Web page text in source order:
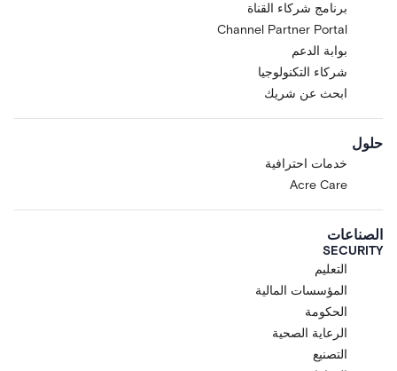
برنامج شركاء القناة
Channel Partner Portal
بوابة الدعم
شركاء التكنولوجيا
ابحث عن شريك
حلول
خدمات احترافية
Acre Care
الصناعات
SECURITY
التعليم
المؤسسات المالية
الحكومة
الرعاية الصحية
التصنيع